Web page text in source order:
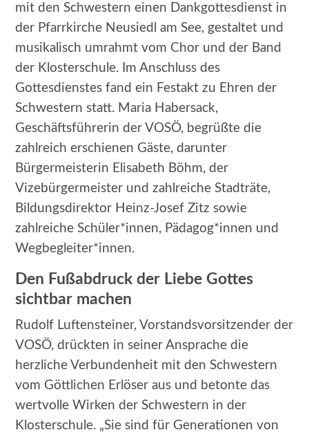
mit den Schwestern einen Dankgottesdienst in
der Pfarrkirche Neusiedl am See, gestaltet und
musikalisch umrahmt vom Chor und der Band
der Klosterschule. Im Anschluss des
Gottesdienstes fand ein Festakt zu Ehren der
Schwestern statt. Maria Habersack,
Geschäftsführerin der VOSÖ, begrüßte die
zahlreich erschienen Gäste, darunter
Bürgermeisterin Elisabeth Böhm, der
Vizebürgermeister und zahlreiche Stadträte,
Bildungsdirektor Heinz-Josef Zitz sowie
zahlreiche Schüler*innen, Pädagog*innen und
Wegbegleiter*innen.
Den Fußabdruck der Liebe Gottes
sichtbar machen
Rudolf Luftensteiner, Vorstandsvorsitzender der
VOSÖ, drückten in seiner Ansprache die
herzliche Verbundenheit mit den Schwestern
vom Göttlichen Erlöser aus und betonte das
wertvolle Wirken der Schwestern in der
Klosterschule. „Sie sind für Generationen von